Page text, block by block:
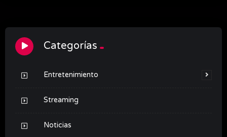
Categorías
Entretenimiento
Streaming
Noticias